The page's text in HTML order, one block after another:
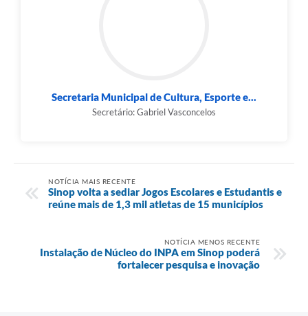
Secretaria Municipal de Cultura, Esporte e...
Secretário: Gabriel Vasconcelos
NOTÍCIA MAIS RECENTE
Sinop volta a sediar Jogos Escolares e Estudantis e
reúne mais de 1,3 mil atletas de 15 municípios
NOTÍCIA MENOS RECENTE
Instalação de Núcleo do INPA em Sinop poderá
fortalecer pesquisa e inovação